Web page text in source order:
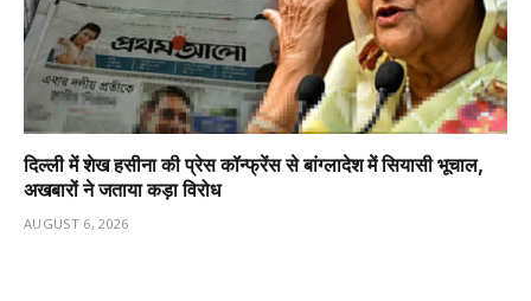
दिल्ली में शेख हसीना की प्रेस कॉन्फ्रेंस से बांग्लादेश में सियासी भूचाल,
अखबारों ने जताया कड़ा विरोध
AUGUST 6, 2026